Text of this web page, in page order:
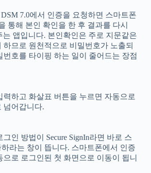
DSM 7.0에서 인증을 요청하면 스마트폰
통해 본인 확인을 한 후 결과를 다시
는 앱입니다. 본인확인은 주로 지문같은
하므로 원천적으로 비밀번호가 노출되
번호를 타이핑 하는 일이 줄어드는 장점
력하고 화살표 버튼을 누르면 자동으로
넘어갑니다.
인 방법이 Secure SignIn라면 바로 스
라는 창이 뜹니다. 스마트폰에서 인증
으로 로그인된 첫 화면으로 이동이 됩니